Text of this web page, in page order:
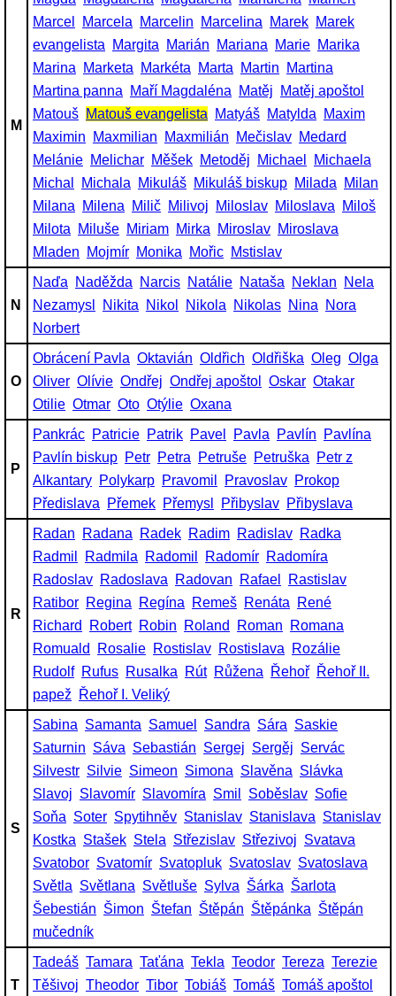
M
Marcel
Marcela Marcelin Marcelina Marek Marek
evangelista
Margita Marián Mariana Marie Marika
Marina
Marketa Markéta Marta Martin
Martina
Martina panna
Maří Magdaléna Matěj
Matěj apoštol
Matouš Matouš evangelista Matyáš Matylda
Maxim
Maximin
Maxmilian Maxmilián Mečislav Medard
Melánie Melichar Měšek Metoděj Michael
Michaela
Michal
Michala Mikuláš Mikuláš biskup Milada
Milan
Milana
Milena Milič Milivoj Miloslav Miloslava
Miloš
Milota
Miluše Miriam Mirka Miroslav Miroslava
Mladen
Mojmír Monika Mořic Mstislav
N
Naďa Naděžda Narcis Natálie Nataša Neklan
Nela
Nezamysl
Nikita Nikol Nikola Nikolas Nina
Nora
Norbert
O
Obrácení Pavla Oktavián Oldřich Oldřiška Oleg Olga
Oliver Olívie Ondřej Ondřej apoštol Oskar Otakar
Otilie Otmar Oto Otýlie Oxana
P
Pankrác Patricie Patrik Pavel Pavla Pavlín
Pavlína
Pavlín biskup Petr Petra Petruše Petruška
Petr z
Alkantary Polykarp Pravomil Pravoslav Prokop
Předislava
Přemek Přemysl Přibyslav Přibyslava
R
Radan Radana Radek Radim Radislav Radka
Radmil
Radmila Radomil Radomír Radomíra
Radoslav Radoslava Radovan Rafael
Rastislav
Ratibor Regina Regína Remeš Renáta
René
Richard
Robert Robin Roland Roman
Romana
Romuald
Rosalie Rostislav Rostislava
Rozálie
Rudolf Rufus Rusalka Rút Růžena Řehoř Řehoř II.
papež
Řehoř I. Veliký
S
Sabina Samanta Samuel Sandra Sára Saskie
Saturnin Sáva Sebastián Sergej Sergěj Servác
Silvestr Silvie Simeon Simona Slavěna Slávka
Slavoj Slavomír Slavomíra Smil Soběslav Sofie
Soňa Soter Spytihněv Stanislav Stanislava Stanislav
Kostka Stašek Stela Střezislav Střezivoj Svatava
Svatobor Svatomír Svatopluk Svatoslav Svatoslava
Světla Světlana Světluše Sylva Šárka Šarlota
Šebestián Šimon Štefan Štěpán Štěpánka Štěpán
mučedník
T
Tadeáš Tamara Taťána Tekla Teodor Tereza Terezie
Těšivoj Theodor Tibor Tobiáš Tomáš Tomáš apoštol